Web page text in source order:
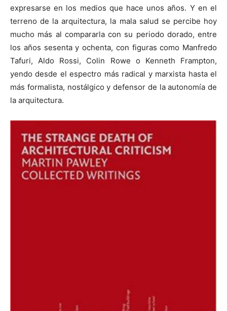
expresarse en los medios que hace unos años. Y en el
terreno de la arquitectura, la mala salud se percibe hoy
mucho más al compararla con su periodo dorado, entre
los años sesenta y ochenta, con figuras como Manfredo
Tafuri, Aldo Rossi, Colin Rowe o Kenneth Frampton,
yendo desde el espectro más radical y marxista hasta el
más formalista, nostálgico y defensor de la autonomía de
la arquitectura.